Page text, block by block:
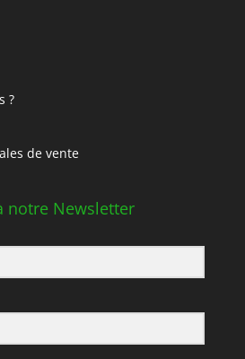
?
de vente
notre Newsletter